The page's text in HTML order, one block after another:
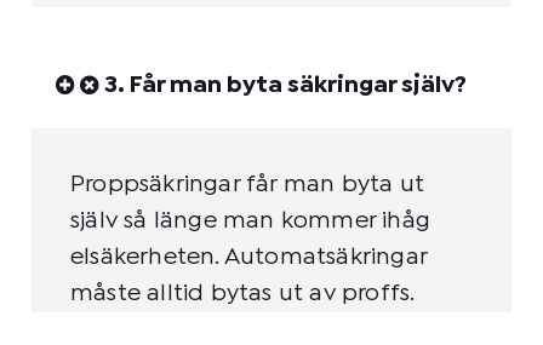
3. Får man byta säkringar själv?
Proppsäkringar får man byta ut
själv så länge man kommer ihåg
elsäkerheten. Automatsäkringar
måste alltid bytas ut av proffs.